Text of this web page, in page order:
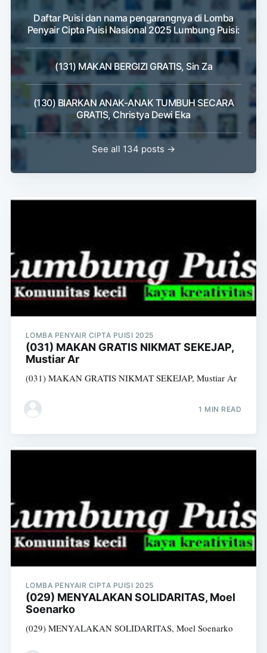
Daftar Puisi dan nama pengarangnya di Lomba
Penyair Cipta Puisi Nasional 2025 Lumbung Puisi:
(131) MAKAN BERGIZI GRATIS, Sin Za
(130) BIARKAN ANAK-ANAK TUMBUH SECARA
GRATIS, Christya Dewi Eka
See all 134 posts →
LOMBA PENYAIR CIPTA PUISI 2025
(031) MAKAN GRATIS NIKMAT SEKEJAP,
Mustiar Ar
(031) MAKAN GRATIS NIKMAT SEKEJAP, Mustiar Ar
1 MIN READ
LOMBA PENYAIR CIPTA PUISI 2025
(029) MENYALAKAN SOLIDARITAS, Moel
Soenarko
(029) MENYALAKAN SOLIDARITAS, Moel Soenarko